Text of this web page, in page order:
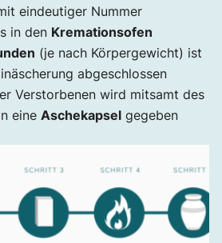
eindeutiger Nummer
in den Kremationsofen
(je nach Körpergewicht) ist
abgeschlossen
Verstorbenen wird mitsamt des
eine Aschekapsel gegeben